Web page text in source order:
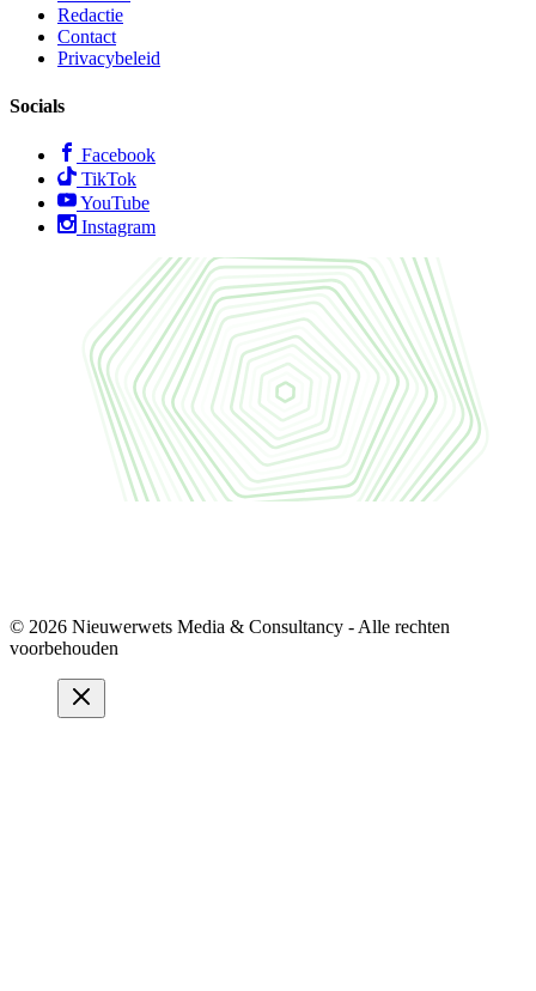
Redactie
Contact
Privacybeleid
Socials
Facebook
TikTok
YouTube
Instagram
© 2026 Nieuwerwets Media & Consultancy - Alle rechten
voorbehouden